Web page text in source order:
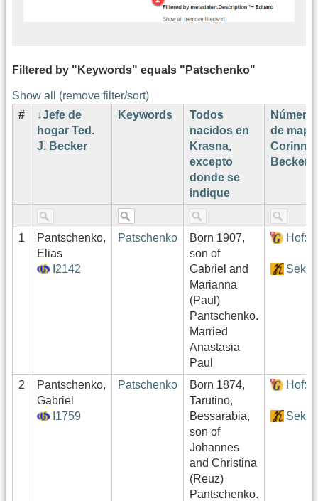
Filtered by "Keywords" equals "Patschenko"
Show all (remove filter/sort)
#
Jefe de
hogar Ted.
J. Becker
Keywords
Todos
nacidos en
Krasna,
excepto
donde se
indique
Número
de mapa
Corinne
Becker¹
1
Pantschenko,
Elias
I2142
Patschenko
Born 1907,
son of
Gabriel and
Marianna
(Paul)
Pantschenko.
Married
Anastasia
Paul
2
Pantschenko,
Gabriel
I1759
Patschenko
Born 1874,
Tarutino,
Bessarabia,
son of
Johannes
and Christina
(Reuz)
Pantschenko.